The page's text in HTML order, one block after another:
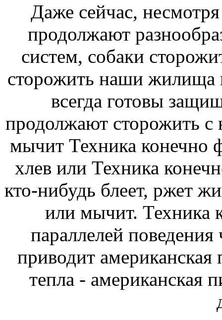
Даже сейчас,
продолжают
систем, собаки
сторожить наши
всегда готовы
продолжают сторожить с
мычит Техника конечно
хлев или Техника
кто-нибудь блеет, ржет
или мычит. Техника
параллелей поведения
приводит американская
тепла - американская